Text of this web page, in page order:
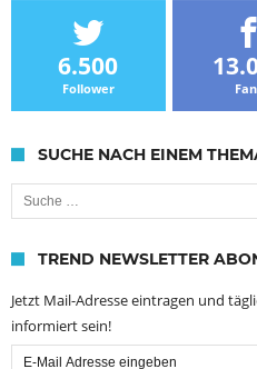
6.500
Follower
SUCHE NACH EINEM
Suche nach:
TREND NEWSLETTER
Jetzt Mail-Adresse eintragen und
informiert sein!
Email